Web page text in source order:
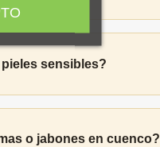
sensibles?
o jabones en cuenco?